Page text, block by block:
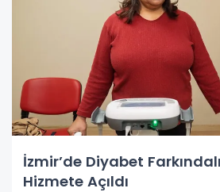
İzmir’de Diyabet
Hizmete Açıldı